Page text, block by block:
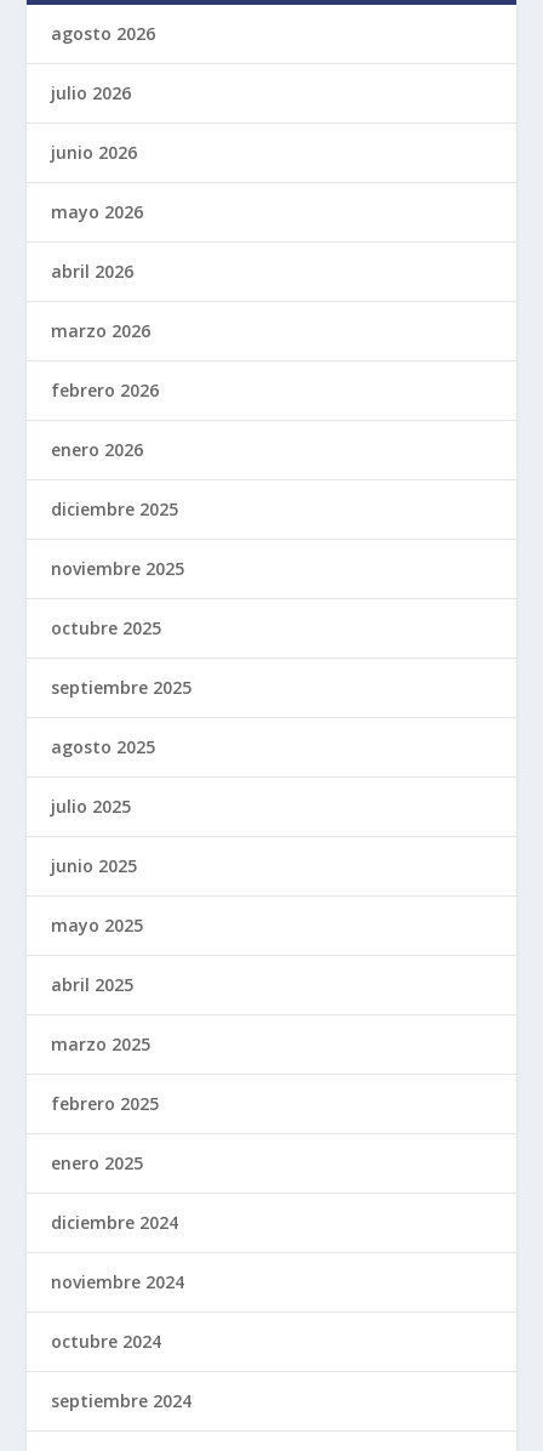
agosto 2026
julio 2026
junio 2026
mayo 2026
abril 2026
marzo 2026
febrero 2026
enero 2026
diciembre 2025
noviembre 2025
octubre 2025
septiembre 2025
agosto 2025
julio 2025
junio 2025
mayo 2025
abril 2025
marzo 2025
febrero 2025
enero 2025
diciembre 2024
noviembre 2024
octubre 2024
septiembre 2024